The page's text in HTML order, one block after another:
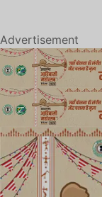
Advertisement